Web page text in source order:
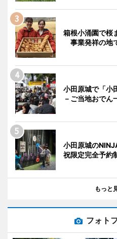
箱根小涌園で桜
事業発祥の地
小田原城で「小
－ご当地おでん
小田原城の
祝限定完全予約
もっと
フォト